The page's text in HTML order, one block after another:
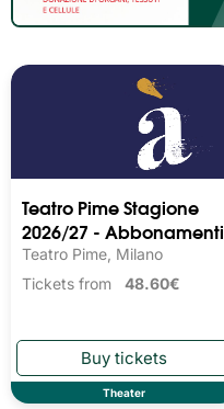
Teatro Pime Stagione
2026/27 - Abbonamenti
Teatro Pime, Milano
Tickets from 48.60€
Theater